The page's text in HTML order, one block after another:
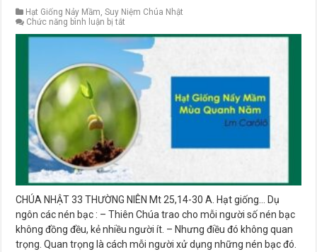
Hạt Giống Nảy Mầm ,Suy Niệm Chúa Nhật
Chức năng bình luận bị tắt
Giống
Nảy
Mầm
Chúa
Nhật
33
TN
Năm
CHÚA NHẬT 33 THƯỜNG NIÊN Mt 25,14-30 A. Hạt giống… Dụ
ngôn các nén bạc : – Thiên Chúa trao cho mỗi người số nén bạc
không đồng đều, kẻ nhiều người ít. – Nhưng điều đó không quan
trọng. Quan trọng là cách mỗi người xử dụng những nén bạc đó.